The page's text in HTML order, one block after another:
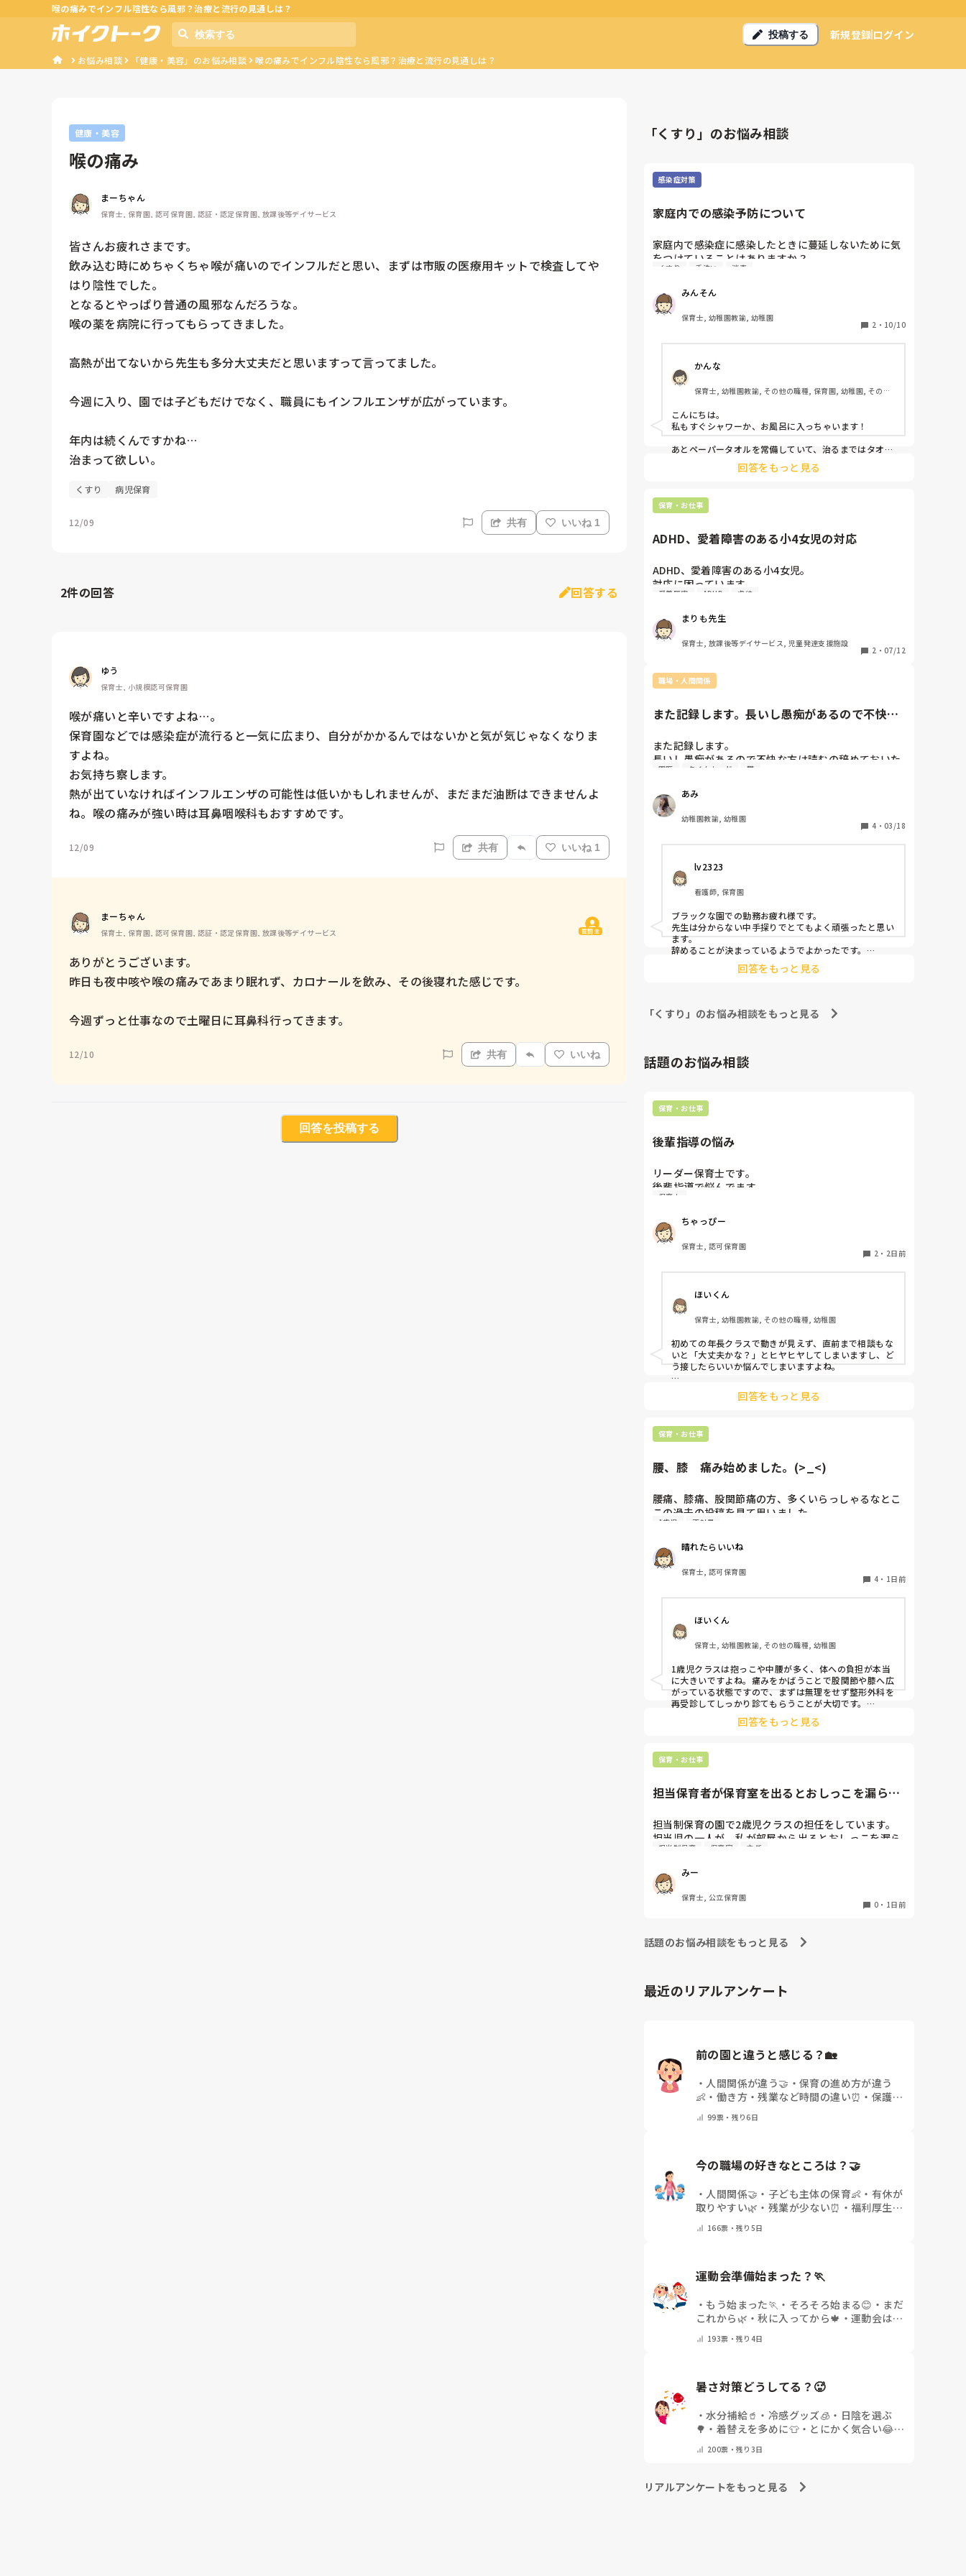
喉の痛みでインフル陰性なら風邪？治療と流行の見通しは？
投稿する 新規登録ログイン
お悩み相談 「健康・美容」のお悩み相談 喉の痛みでインフル陰性なら風邪？治療と流行の見通しは？
健康・美容
喉の痛み
まーちゃん
保育士, 保育園, 認可保育園, 認証・認定保育園, 放課後等デイサービス
皆さんお疲れさまです。
飲み込む時にめちゃくちゃ喉が痛いのでインフルだと思い、まずは市販の医療用キットで検査してや
はり陰性でした。
となるとやっぱり普通の風邪なんだろうな。
喉の薬を病院に行ってもらってきました。
高熱が出てないから先生も多分大丈夫だと思いますって言ってました。
今週に入り、園では子どもだけでなく、職員にもインフルエンザが広がっています。
年内は続くんですかね…
治まって欲しい。
くすり 病児保育
12/09 共有 いいね 1
2件の回答 回答する
ゆう
保育士, 小規模認可保育園
喉が痛いと辛いですよね…。
保育園などでは感染症が流行ると一気に広まり、自分がかかるんではないかと気が気じゃなくなりま
すよね。
お気持ち察します。
熱が出ていなければインフルエンザの可能性は低いかもしれませんが、まだまだ油断はできませんよ
12/09 共有 いいね 1
まーちゃん
保育士, 保育園, 認可保育園, 認証・認定保育園, 放課後等デイサービス 質問主
ありがとうございます。
昨日も夜中咳や喉の痛みであまり眠れず、カロナールを飲み、その後寝れた感じです。
今週ずっと仕事なので土曜日に耳鼻科行ってきます。
12/10 共有 いいね
回答を投稿する
「くすり」のお悩み相談
感染症対策
家庭内での感染予防について
家庭内で感染症に感染したときに蔓延しないために気
をつけていることはありますか？
保育園や幼稚園からもらってくることもたくさんある
のがあれば教えてください！
くすり 手洗い 消毒
みんそん
保育士, 幼稚園教諭, 幼稚園
2 ・ 10/10
かんな
保育士, 幼稚園教諭, その他の職種, 保育園, 幼稚園, その他
こんにちは。
私もすぐシャワーか、お風呂に入っちゃいます！
あとペーパータオルを常備していて、治るまではタオル
は共用でなく使い捨てにしています。
回答をもっと見る
保育・お仕事
ADHD、愛着障害のある小4女児の対応
ADHD、愛着障害のある小4女児。
対応に困っています。
児発、放デイに勤めています。
構って欲しい行動と取れる施設外への飛び出しや
小さい子への嫌がらせ。
手を焼いています。
彼氏優先の母親でネグレクト気味な環境で育ち
不憫に思っているので、事業所全体で
しています。
「いちご狩り行ってみたいんだよね」と
自分も行きたいという児にお利口にしていたらね！と
5つの約束を取り決め来週の◯日まで約束を守れたら
行こうね！と約束しましたが1日足りとも守ってもら
内容はお友達や支援の先生をたたいたり、けったりし
いるものをとりあげません。などです。
シールをはる、いい事をした、悪い事をしたを表に書
き留めていく…絶対怒らずフィールドバックを繰り返
しポジティブな言葉と近い日のご褒美…いろんな角度
から色んな事試しましたが未だ有効な方法が見つかり
ません。
彼女の様なタイプにはどのような支援が良いのでしょ
うか………
愛着障害 ADHD 虐待
まりも先生
保育士, 放課後等デイサービス, 児童発達支援施設
2 ・ 07/12
職場・人間関係
また記録します。長いし愚痴があるので不快な
また記録します。
長いし愚痴があるので不快な方は読むの辞めておいた
方が良いです(^◇^;)
去年の6月末から働きはじめたこの園…
3月いっぱいで退職する事になりました。
フリーでしたが1年目の先生が途中で辞めたので11月
後半から年少の担任をしています。
たのですが（むしろ優しくなっていた）
退職が決定した先週から副園長、園長からの苛めがま
た再発してしまいました。
今月は卒園式の準備で他の学年の先生も年長クラスの
手伝い詰めで自分のクラスの事ができていませんでし
た。（保育が終わればすぐに卒園式の準備）
そして昨日卒園式でした。
卒園式が終わった後自分のクラスの作業（1人24枚の
絵をまとめてラッピングする。部屋に絵を1人一枚張
私の隣のクラス（1年目）は補助の先生がいるのです
私はこの園では1年目ですが経験者なので補助は不必
要とみなされています。
そして今週毎日休みなく保育終わったらすぐに年長の
手伝いに駆り出され過労で風邪をひいてしまいまし
けさせられたりお雛さまの片付けや椅子の出し入れな
そして火曜日に副園長に「すみません、今日体調が悪
いので定時で帰らせてもらって良いですか？」と聞く
と　「は？明日卒園式なのになんでそんなこと言う
しかったわ」
「てゆーかいつも定時で帰ってるやんな？」←タイム
カード押してからの残業…笑
てないんか…笑　ほんとに園長副園長はなにも手伝わ
ずあったかい部屋にずっと座って他の先生の悪口言っ
てます…
そんなこんなで、たっぷり嫌味を言われ「こんなコロ
あかんやん？
なんでそんなんいうの？なんで今しんどくなんの？」
って言われました。
←作品展の事です。以前こちらにその時の副園長から
心療内科でストレス性障害と抑鬱状態と診断された時
のことです。
き（保育）をさせられました。また保育終われば卒園
もう死にそうでした。昨日の卒園式も頓服を飲んで無
理に出勤しました。
そして卒園式終わってからは下の学年の先生はみんな
っています。これは毎年手伝って貰ってた年長の先生
が手伝ってくれるらしいです…
けど、私の所には年長の先生は少し来ただけですぐ帰
け取り残されています。年長の先生が私の所にくる
と、上の先生が「先生帰ってね」って…（年長の先生
だから意地悪してるみたいです…
そして今日もタイムカード押してからの無料残業をし
てきます。
明日子どもたちが絵を持ち帰り予定なのに、1人では
到底無理なこの膨大な絵の整理をどうやってまとめた
もう泣きそうです…
早く解放されたい…
ここまで読んでくださった方すみません（ ;  ; ）
園医 タイムカード 鬱
あみ
幼稚園教諭, 幼稚園
4 ・ 03/18
lv2323
看護師, 保育園
ブラックな園での勤務お疲れ様です。
先生は分からない中手探りでとてもよく頑張ったと思い
ます。
辞めることが決まっているようでよかったです。
裁判まで起こすおつもりなら今からでも残業した時間を
メモしておくとよいですよ。何時～何時出勤までか。
に頑張ってくれてありがとうございます。
お疲れ様でした。あと少し、もういなくなるからと投げ
と少しの辛抱です。
回答をもっと見る
「くすり」のお悩み相談をもっと見る
話題のお悩み相談
保育・お仕事
後輩指導の悩み
リーダー保育士です。
後輩指導で悩んでます。
初めて年長を持つ後輩がいますが
聞かないで様子見てると直前になるまで何もアクショ
ンがなかったり
他の職員に聞いてる様子もなくて
もう何考えてるんだかさっぱりです。
よほど自分に聞きづらいのか、聞く必要性さえ感じな
いのか、もうよくわからないです。
対応にも悩みます。
保育士
ちゃっぴー
保育士, 認可保育園
2 ・ 2日前
ほいくん
保育士, 幼稚園教諭, その他の職種, 幼稚園
初めての年長クラスで動きが見えず、直前まで相談もな
いと「大丈夫かな？」とヒヤヒヤしてしまいますし、ど
う接したらいいか悩んでしまいますよね。
後輩側は「何が分からないかも分からない状態」だった
り、「こんなこと聞いたら迷惑かな」と抱え込んでいる
待つスタイルから一歩踏み出して、リーダー側から「〇
ください。
「毎日夕方に5分だけ進捗確認の時間を取る」などルー
ル化してしまうと、後輩も質問しやすくなりますよ。一
人で抱え込まず、声をかけやすい雰囲気作りから試して
回答をもっと見る
保育・お仕事
腰、膝　痛み始めました。(>_<)
腰痛、膝痛、股関節痛の方、多くいらっしゃるなとこ
この過去の投稿を見て思いました。
という私も、２週間前、初めて腰痛になりました。
右腰が痛くて、起き上がれない。
ようやく起き上がっても、立てない。
驚きました。
通院して、コルセット、湿布、痛み止め、電気などで
１週間乗り切ったら
週末には、左が痛みだし、これも痛み止めや湿布で抑
えて仕事をしていたら、
股関節、お尻、太もも、膝まで来はじめてしまいまし
ます。
立ち続けると、腰や股関節にきます。
自転車通勤ですが、それも、膝や太ももに痛みが来始
めました。
今は８月。
１週間休んでいます。
家でもやることはあります。
日常生活すら支障をきたすほどになりました。
なので、子ども椅子程度の高さの踏み台に座って、試
してみました。
きます。
立ち上がる時には、膝や太ももが固まり痛みが……
腰痛、膝痛お持ちの方は、どの程度の痛みで働かれて
いるのでしょうか。
けましたし…
今回は、今少し治まっている痛みがぶり返したどうし
ようという思いもあり、ちょっと無理かも…と思い始
めています。
り、怖くて行けていません。
1歳児 正社員
晴れたらいいね
保育士, 認可保育園
4 ・ 1日前
ほいくん
保育士, 幼稚園教諭, その他の職種, 幼稚園
1歳児クラスは抱っこや中腰が多く、体への負担が本当
に大きいですよね。痛みをかばうことで股関節や膝へ広
がっている状態ですので、まずは無理をせず整形外科を
再受診してしっかり診てもらうことが大切です。
現場復帰の際は、床での立ち座りを避けるために低い椅
子を活用したり、抱っこや重い作業は周囲の先生に相談
に、しっかり休んでくださいね。
回答をもっと見る
保育・お仕事
担当保育者が保育室を出るとおしっこを漏らす
担当制保育の園で2歳児クラスの担任をしています。
担当児の一人が、私が部屋から出るとおしっこを漏ら
すようになりました。
ます。4月から私への執着が強かったのですが、特に
寝かしつけの時に私がそばに行かないと繰り返し大き
い声で呼んだり私が寝かしつけしている子にちょっか
パンツで寝れる子が増えてきて、寝かしつけの時にト
しかし寝かしつけに入る前にトイレでしっかり排尿し
ているので、その子には待っててねといい外に出てい
を引こうとしているように見えると言われました。
日頃からそのことの関わりはしっかり持てるように意
識はしていますが…
今後どのように関わっていけばいいのか悩んでいま
担当制保育 保育室 主任
みー
保育士, 公立保育園
0 ・ 1日前
話題のお悩み相談をもっと見る
最近のリアルアンケート
前の園と違うと感じる？🏡
・ 人間関係が違う🤝 ・ 保育の進め方が違う
👶 ・ 働き方・残業など時間の違い⏰ ・ 保護者
し ・その他(コメントで教えてください)
99票・ 残り6日
・ 人間関係🤝 ・ 子ども主体の保育👶 ・ 有休が
取りやすい🌿 ・ 残業が少ない⏰ ・ 福利厚生・
166票・残り5日
運動会準備始まった？🏃
・ もう始まった🏃 ・ そろそろ始まる😊 ・ まだ
これから🌿 ・秋に入ってから🍁 ・ 運動会はな
ください)
193票・残り4日
暑さ対策どうしてる？🥵
・水分補給🥤 ・ 冷感グッズ🧊 ・ 日陰を選ぶ
🌳 ・ 着替えを多めに👕・ とにかく気合い😂・
200票・残り3日
リアルアンケートをもっと見る